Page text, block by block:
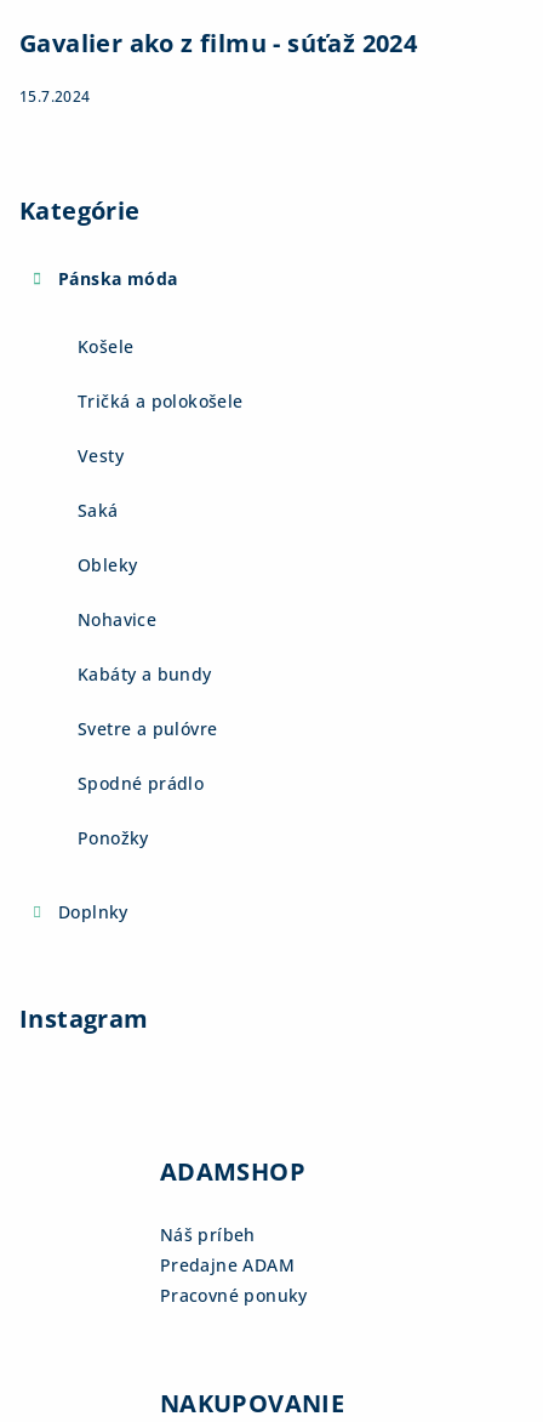
Gavalier ako z filmu - súťaž 2024
15.7.2024
Kategórie
Pánska móda
Košele
Tričká a polokošele
Vesty
Saká
Obleky
Nohavice
Kabáty a bundy
Svetre a pulóvre
Spodné prádlo
Ponožky
Doplnky
Instagram
ADAMSHOP
Náš príbeh
Predajne ADAM
Pracovné ponuky
NAKUPOVANIE